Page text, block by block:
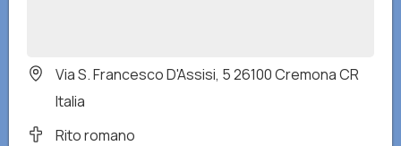
Via S. Francesco D'Assisi, 5 26100 Cremona CR
Italia
Rito romano